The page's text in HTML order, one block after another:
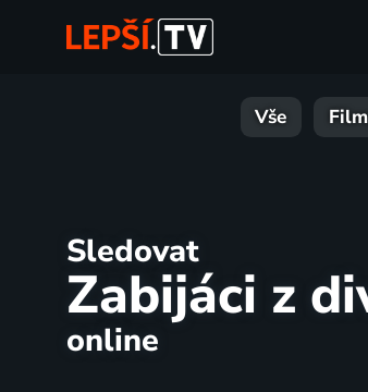
Vše
Sledovat
Zabijáci z
online